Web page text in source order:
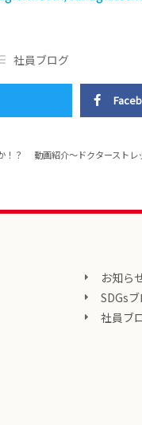
社員ブログ
お知ら
SDGs
社員ブ